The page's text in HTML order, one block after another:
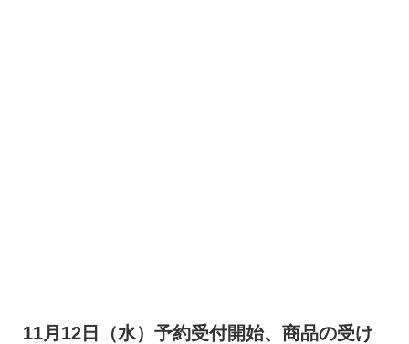
11月12日（水）予約受付開始、商品の受け